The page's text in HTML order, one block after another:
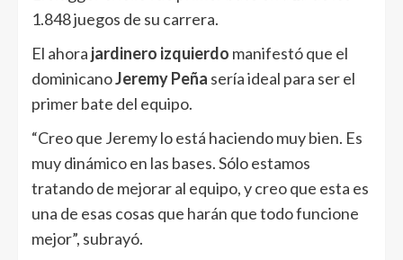
1.848 juegos de su carrera.
El ahora jardinero izquierdo manifestó que el
dominicanoJeremy Peña sería ideal para ser el
primer bate del equipo.
“Creo que Jeremy lo está haciendo muy bien. Es
muy dinámico en las bases. Sólo estamos
tratando de mejorar al equipo, y creo que esta es
una de esas cosas que harán que todo funcione
mejor”, subrayó.